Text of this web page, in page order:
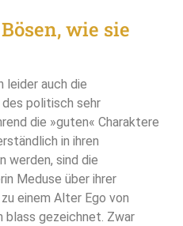
wie sie
leider auch die
politisch sehr
die »guten« Charaktere
in ihren
werden, sind die
Meduse über ihrer
einem Alter Ego von
blass gezeichnet. Zwar